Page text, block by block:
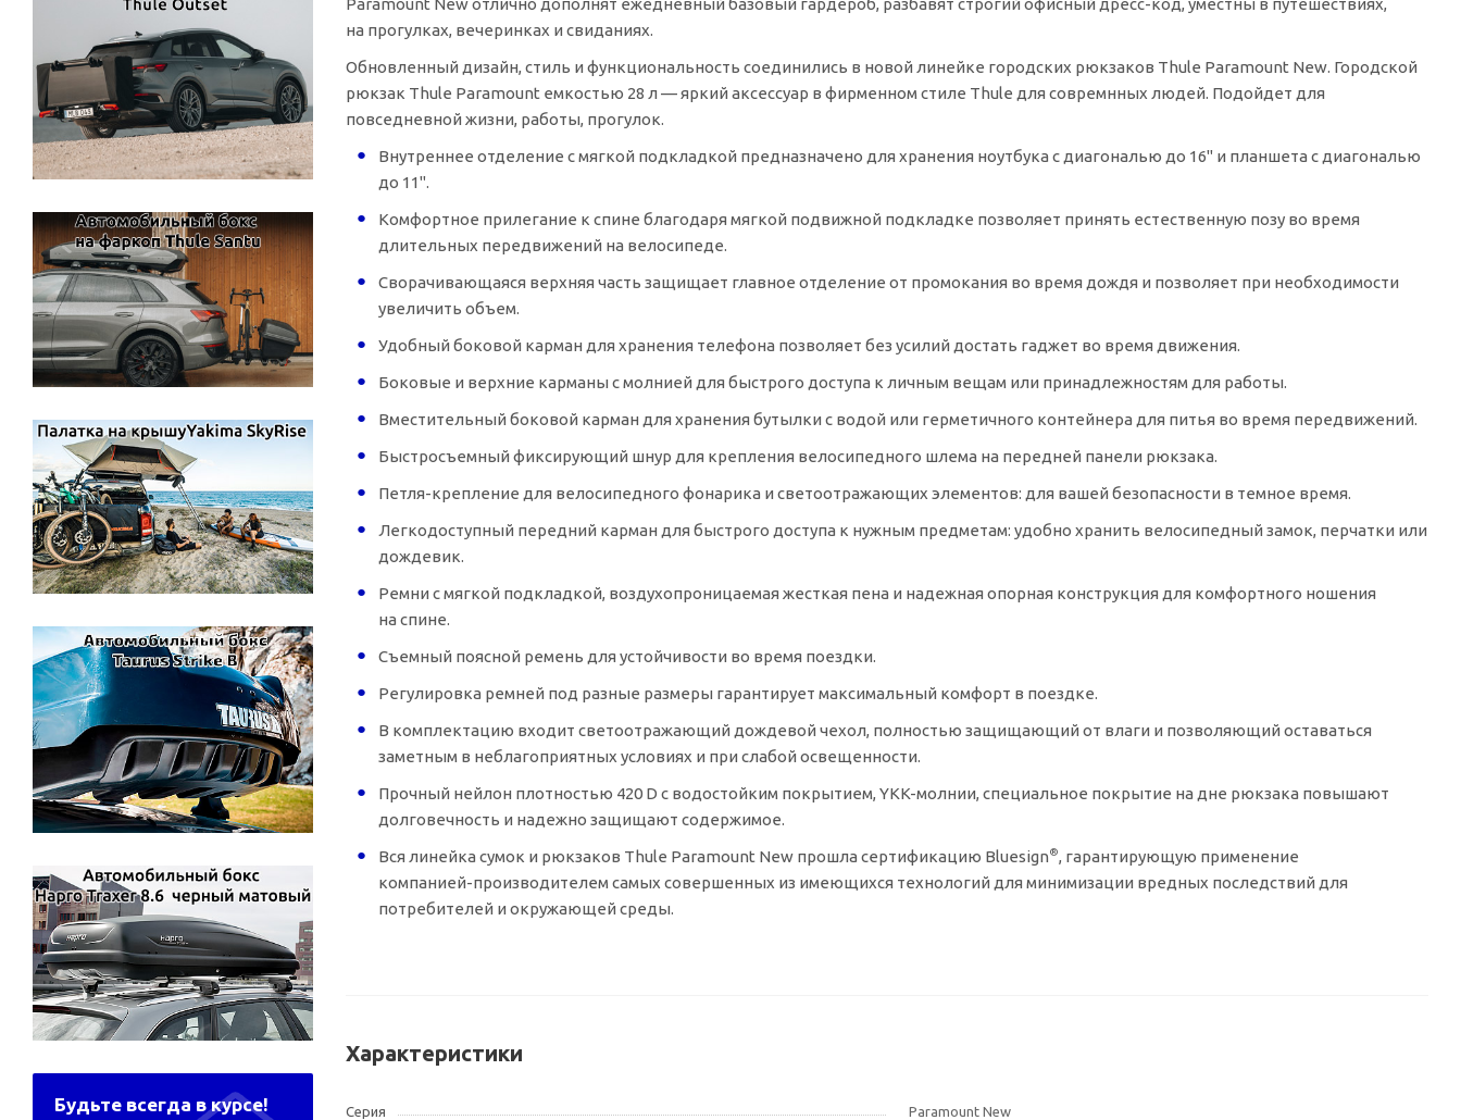
Paramount New отлично дополнят ежедневный базовый гардероб, разбавят строгий офисный дресс-код, уместны в путешествиях,
на прогулках, вечеринках и свиданиях.
Обновленный дизайн, стиль и функциональность соединились в новой линейке городских рюкзаков Thule Paramount New. Городской
рюкзак Thule Paramount емкостью 28 л — яркий аксессуар в фирменном стиле Thule для совремнных людей. Подойдет для
повседневной жизни, работы, прогулок.
Внутреннее отделение с мягкой подкладкой предназначено для хранения ноутбука с диагональю до 16" и планшета с диагональю
до 11".
Комфортное прилегание к спине благодаря мягкой подвижной подкладке позволяет принять естественную позу во время
длительных передвижений на велосипеде.
Сворачивающаяся верхняя часть защищает главное отделение от промокания во время дождя и позволяет при необходимости
увеличить объем.
Удобный боковой карман для хранения телефона позволяет без усилий достать гаджет во время движения.
Боковые и верхние карманы с молнией для быстрого доступа к личным вещам или принадлежностям для работы.
Вместительный боковой карман для хранения бутылки с водой или герметичного контейнера для питья во время передвижений.
Быстросъемный фиксирующий шнур для крепления велосипедного шлема на передней панели рюкзака.
Петля-крепление для велосипедного фонарика и светоотражающих элементов: для вашей безопасности в темное время.
Легкодоступный передний карман для быстрого доступа к нужным предметам: удобно хранить велосипедный замок, перчатки или
дождевик.
Ремни с мягкой подкладкой, воздухопроницаемая жесткая пена и надежная опорная конструкция для комфортного ношения
на спине.
Съемный поясной ремень для устойчивости во время поездки.
Регулировка ремней под разные размеры гарантирует максимальный комфорт в поездке.
В комплектацию входит светоотражающий дождевой чехол, полностью защищающий от влаги и позволяющий оставаться
заметным в неблагоприятных условиях и при слабой освещенности.
Прочный нейлон плотностью 420 D с водостойким покрытием, YKK-молнии, специальное покрытие на дне рюкзака повышают
долговечность и надежно защищают содержимое.
Вся линейка сумок и рюкзаков Thule Paramount New прошла сертификацию Bluesign®, гарантирующую применение
компанией-производителем самых совершенных из имеющихся технологий для минимизации вредных последствий для
потребителей и окружающей среды.
Характеристики
Серия
Paramount New
Будьте всегда в курсе!